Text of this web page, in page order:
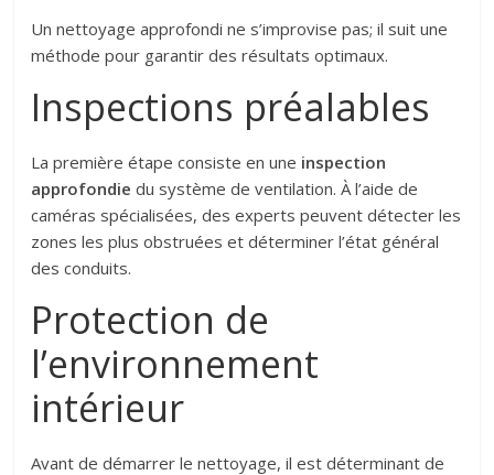
Un nettoyage approfondi ne s’improvise pas; il suit une
méthode pour garantir des résultats optimaux.
Inspections préalables
La première étape consiste en une inspection
approfondie du système de ventilation. À l’aide de
caméras spécialisées, des experts peuvent détecter les
zones les plus obstruées et déterminer l’état général
des conduits.
Protection de
l’environnement
intérieur
Avant de démarrer le nettoyage, il est déterminant de